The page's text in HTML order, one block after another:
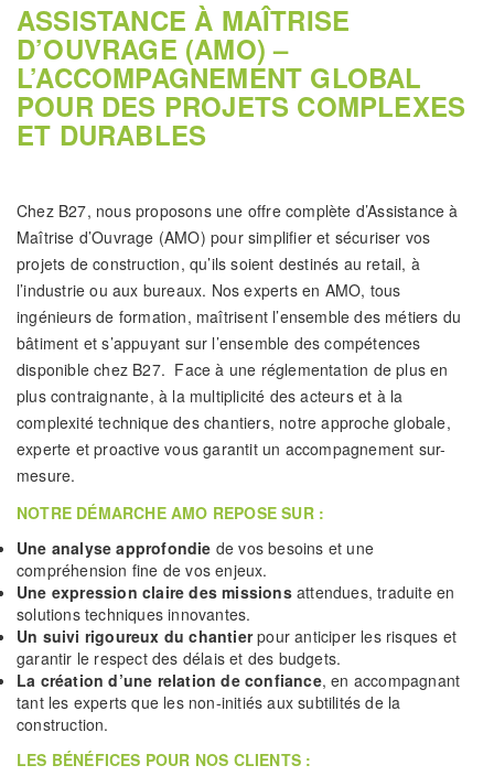
ASSISTANCE À MAÎTRISE
D’OUVRAGE (AMO) –
L’ACCOMPAGNEMENT GLOBAL
POUR DES PROJETS COMPLEXES
ET DURABLES
Chez B27, nous proposons une offre complète d’Assistance à
Maîtrise d’Ouvrage (AMO) pour simplifier et sécuriser vos
projets de construction, qu’ils soient destinés au retail, à
l’industrie ou aux bureaux. Nos experts en AMO, tous
ingénieurs de formation, maîtrisent l’ensemble des métiers du
bâtiment et s’appuyant sur l’ensemble des compétences
disponible chez B27. Face à une réglementation de plus en
plus contraignante, à la multiplicité des acteurs et à la
complexité technique des chantiers, notre approche globale,
experte et proactive vous garantit un accompagnement sur-
mesure.
NOTRE DÉMARCHE AMO REPOSE SUR :
Une analyse approfondie de vos besoins et une
compréhension fine de vos enjeux.
Une expression claire des missionsattendues, traduite en
solutions techniques innovantes.
Un suivi rigoureux du chantierpour anticiper les risques et
garantir le respect des délais et des budgets.
La création d’une relation de confiance, en accompagnant
tant les experts que les non-initiés aux subtilités de la
construction.
LES BÉNÉFICES POUR NOS CLIENTS :